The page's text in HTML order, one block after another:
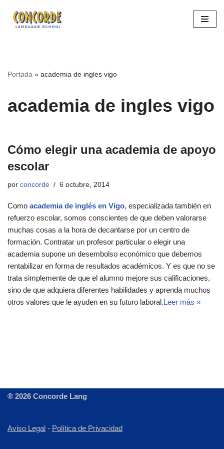
Saltar
Portada » academia de ingles vigo
academia de ingles vigo
Cómo elegir una academia de apoyo
escolar
por concorde 6 octubre, 2014
Como academia de inglés en Vigo, especializada también en
refuerzo escolar, somos conscientes de que deben valorarse
muchas cosas a la hora de decantarse por un centro de
formación. Contratar un profesor particular o elegir una
academia supone un desembolso económico que debemos
rentabilizar en forma de resultados académicos. Y es que no se
trata simplemente de que el alumno mejore sus calificaciones,
sino de que adquiera diferentes habilidades y aprenda muchos
otros valores que le ayuden en su futuro laboral.Leer más »
® 2026 Concorde Lang
Aviso Legal - Política de Privacidad